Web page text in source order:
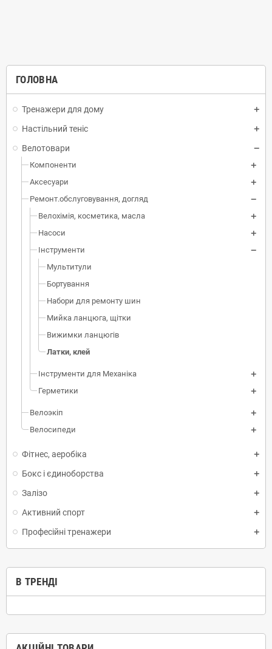
ГОЛОВНА
Тренажери для дому
Настільний теніс
Велотовари
Компоненти
Аксесуари
Ремонт.обслуговування, догляд
Велохімія, косметика, масла
Насоси
Інструменти
Мультитули
Бортування
Набори для ремонту шин
Мийка ланцюга, щітки
Вижимки ланцюгів
Латки, клей
Інструменти для Механіка
Герметики
Велоэкіп
Велосипеди
Фітнес, аеробіка
Бокс і єдиноборства
Залізо
Активний спорт
Професійні тренажери
В ТРЕНДІ